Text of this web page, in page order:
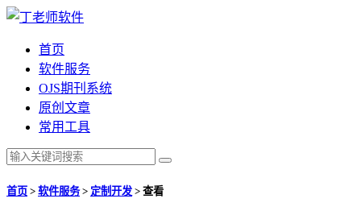
首页
软件服务
OJS期刊系统
原创文章
常用工具
首页 > 软件服务> 定制开发 > 查看